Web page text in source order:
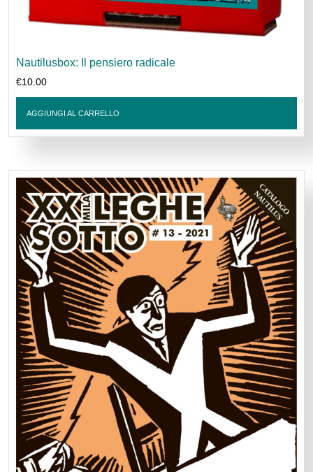
Nautilusbox: Il pensiero radicale
€10.00
AGGIUNGI AL CARRELLO